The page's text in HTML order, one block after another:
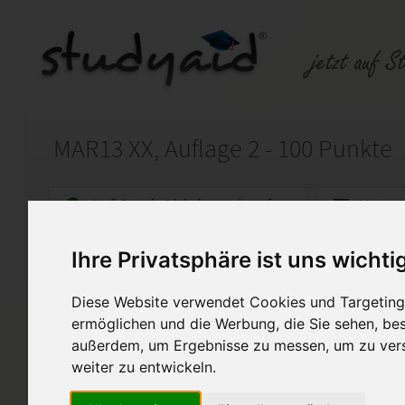
Ihre Privatsphäre ist uns
Diese Website verwendet Cookies und
ermöglichen und die Werbung, die Sie sehen,
außerdem, um Ergebnisse zu messen, um zu
weiter zu entwickeln.
MAR13 XX, Auflage 2 - 100 Punkte
Auf StudyAid.de verkaufen
Startseite Marketing
Verkaufen und effektive
Für die Einsendeaufgabe
Fernstudium schloss ich mit
einzeln und im Paket